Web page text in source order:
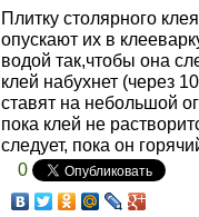
Плитку столярного
опускают их в
водой так,чтобы она
клей набухнет (через
ставят на небольшой
пока клей не
следует, пока он
0